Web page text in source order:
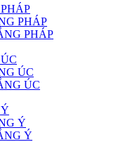
PHÁP
PHÁP
ÚC
ÚC
Ý
Ý